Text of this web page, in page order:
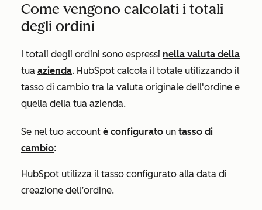
Come vengono calcolati i totali
degli ordini
I totali degli ordini sono espressi nella valuta della
tua azienda. HubSpot calcola il totale utilizzando il
tasso di cambio tra la valuta originale dell'ordine e
quella della tua azienda.
Se nel tuo account è configurato un tasso di
cambio:
HubSpot utilizza il tasso configurato alla data di
creazione dell’ordine.